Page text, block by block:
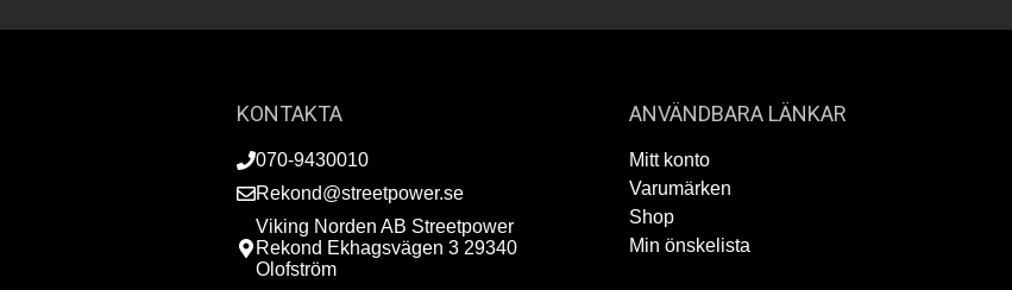
KONTAKTA
070-9430010
Rekond@streetpower.se
Viking Norden AB Streetpower
Rekond Ekhagsvägen 3 29340
Olofström
ANVÄNDBARA LÄNKAR
Mitt konto
Varumärken
Shop
Min önskelista